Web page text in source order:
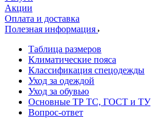
Акции
Оплата и доставка
Полезная информация
Таблица размеров
Климатические пояса
Классификация спецодежды
Уход за одеждой
Уход за обувью
Основные ТР ТС, ГОСТ и ТУ
Вопрос-ответ